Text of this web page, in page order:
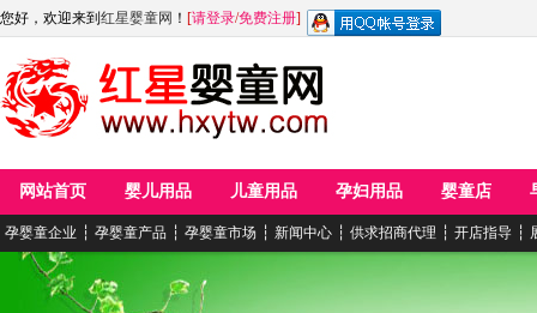
您好，欢迎来到 红星婴童网 ！ [请登录/免费注册]
网站首页 婴儿用品 儿童用品 孕妇用品 婴童店
孕婴童企业 ┆ 孕婴童产品 ┆ 孕婴童市场 ┆ 新闻中心 ┆ 供求招商代理 ┆ 开店指导 ┆